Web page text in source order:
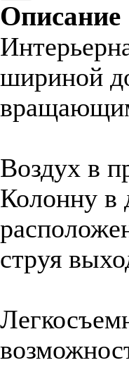
Описание
шириной
Воздух в
Колонну в
струя